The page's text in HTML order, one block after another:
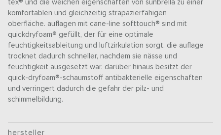
tex® und die weichen eigenschaften von sunbrella zu einer
komfortablen und gleichzeitig strapazierfähigen
oberfläche. auflagen mit cane-line softtouch® sind mit
quickdryfoam® gefüllt, der für eine optimale
feuchtigkeitsableitung und luftzirkulation sorgt. die auflage
trocknet dadurch schneller, nachdem sie nässe und
feuchtigkeit ausgesetzt war. darüber hinaus besitzt der
quick-dryfoam®-schaumstoff antibakterielle eigenschaften
und verringert dadurch die gefahr der pilz- und
schimmelbildung.
hersteller